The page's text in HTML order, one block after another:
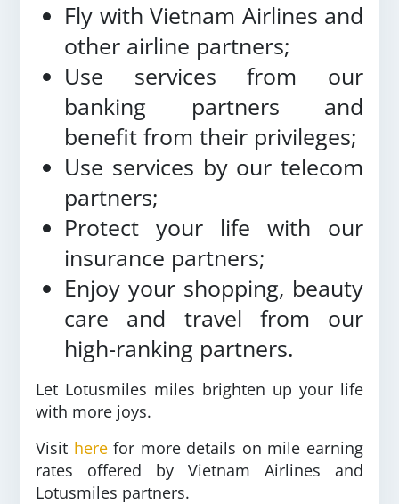
Fly with Vietnam Airlines and
other airline partners;
Use services from our
banking partners and
benefit from their privileges;
Use services by our telecom
partners;
Protect your life with our
insurance partners;
Enjoy your shopping, beauty
care and travel from our
high-ranking partners.
Let Lotusmiles miles brighten up your life
with more joys.
Visit herefor more details on mile earning
rates offered by Vietnam Airlines and
Lotusmiles partners.